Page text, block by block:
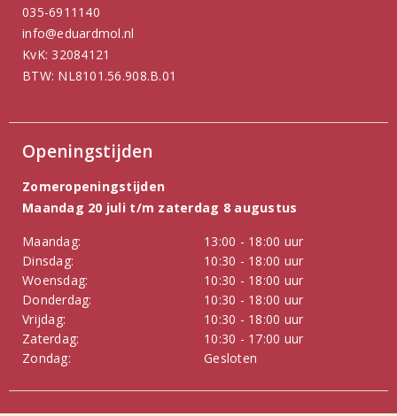
035-6911140
info@eduardmol.nl
KvK: 32084121
BTW: NL8101.56.908.B.01
Openingstijden
Zomeropeningstijden
Maandag 20 juli t/m zaterdag 8 augustus
Maandag:
13:00 - 18:00 uur
Dinsdag:
10:30 - 18:00 uur
Woensdag:
10:30 - 18:00 uur
Donderdag:
10:30 - 18:00 uur
Vrijdag:
10:30 - 18:00 uur
Zaterdag:
10:30 - 17:00 uur
Zondag:
Gesloten